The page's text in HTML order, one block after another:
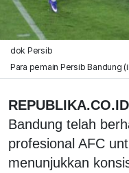
dok Persib
Para pemain Persib Bandung
Bandung telah
profesional AFC
menunjukkan